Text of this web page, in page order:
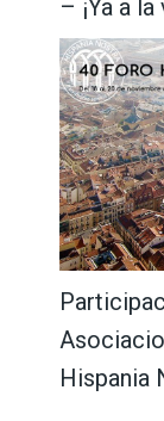
– ¡Ya a
Hispania